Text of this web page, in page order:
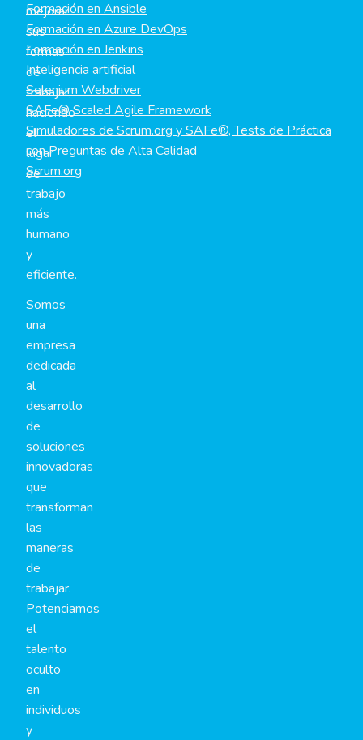
mejorar
sus
formas
de
trabajar,
haciendo
el
lugar
de
trabajo
más
humano
y
eficiente.
Somos
una
empresa
dedicada
al
desarrollo
de
soluciones
innovadoras
que
transforman
las
maneras
de
trabajar.
Potenciamos
el
talento
oculto
en
individuos
y
Formación en Ansible
Formación en Azure DevOps
Formación en Jenkins
Inteligencia artificial
Selenium Webdriver
SAFe® Scaled Agile Framework
Simuladores de Scrum.org y SAFe®, Tests de Práctica
con Preguntas de Alta Calidad
Scrum.org